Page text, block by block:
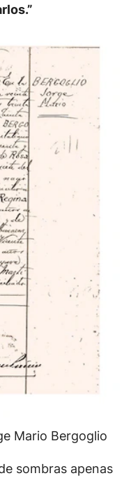
Mario Bergoglio
sombras apenas